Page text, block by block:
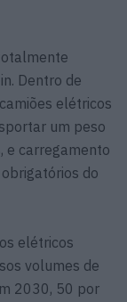
Dentro de
elétricos
um peso
e carregamento
do
elétricos
volumes de
2030, 50 por